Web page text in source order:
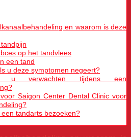
en waarom is deze
op het tandvlees
een tand
u deze symptomen negeert?
u verwachten tijdens een
Saigon Center Dental Clinic voor
tandarts bezoeken?